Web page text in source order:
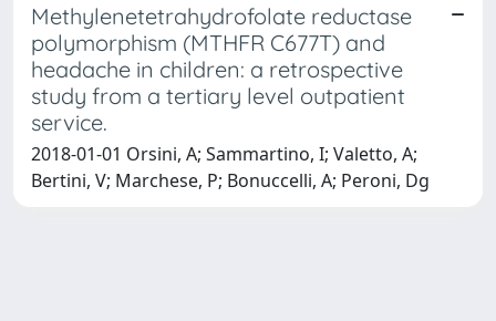
Methylenetetrahydrofolate reductase
polymorphism (MTHFR C677T) and
headache in children: a retrospective
study from a tertiary level outpatient
service.
2018-01-01 Orsini, A; Sammartino, I; Valetto, A;
Bertini, V; Marchese, P; Bonuccelli, A; Peroni, Dg